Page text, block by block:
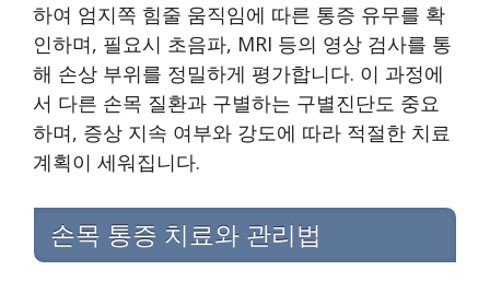
하여 엄지쪽 힘줄 움직임에 따른 통증 유무를 확
인하며, 필요시 초음파, MRI 등의 영상 검사를 통
해 손상 부위를 정밀하게 평가합니다. 이 과정에
서 다른 손목 질환과 구별하는 구별진단도 중요
하며, 증상 지속 여부와 강도에 따라 적절한 치료
계획이 세워집니다.
손목 통증 치료와 관리법